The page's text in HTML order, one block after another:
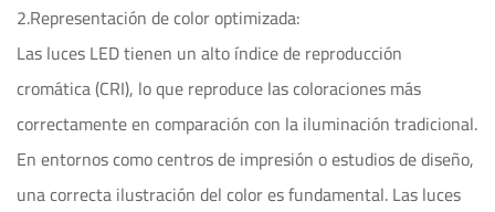
2.Representación de color optimizada:
Las luces LED tienen un alto índice de reproducción
cromática (CRI), lo que reproduce las coloraciones más
correctamente en comparación con la iluminación tradicional.
En entornos como centros de impresión o estudios de diseño,
una correcta ilustración del color es fundamental. Las luces